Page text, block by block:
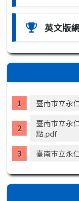
英文版
臺南市立永
臺南市立永
點.pdf
臺南市立永